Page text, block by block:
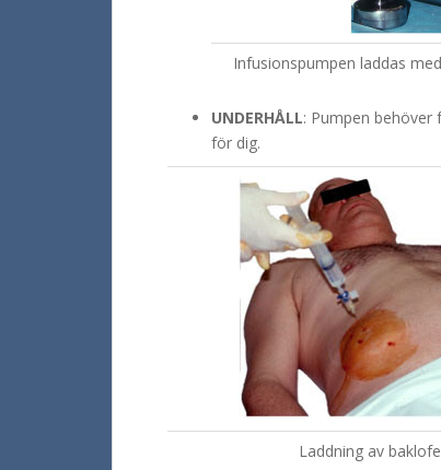
Infusionspumpen laddas
UNDERHÅLL: Pumpen
för dig.
Laddning av